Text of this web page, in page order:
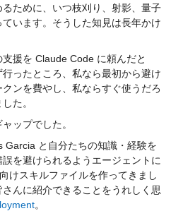
ために、いつ枝刈り、射影、量子
います。そうした知見は長年かけ
援を Claude Code に頼んだと
ったところ、私なら最初から避け
ンを費やし、私ならすぐ使うだろ
た。
ップでした。
Garcia と自分たちの知識・経験を
を避けられるようエージェントに
けスキルファイルを作ってきまし
んに紹介できることをうれしく思
。